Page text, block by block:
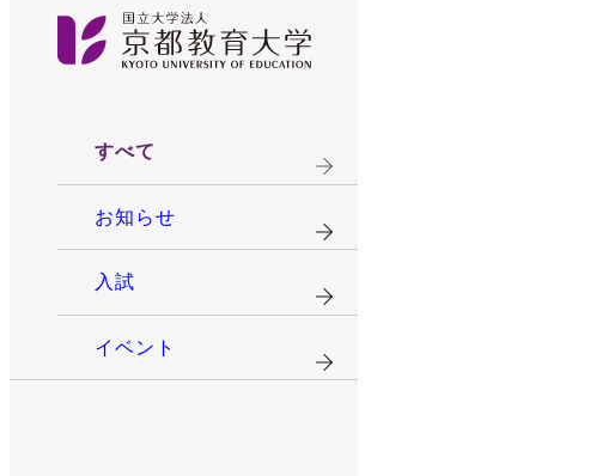
すべて
お知らせ
入試
イベント